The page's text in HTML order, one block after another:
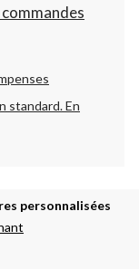
standard.En
personnalisées